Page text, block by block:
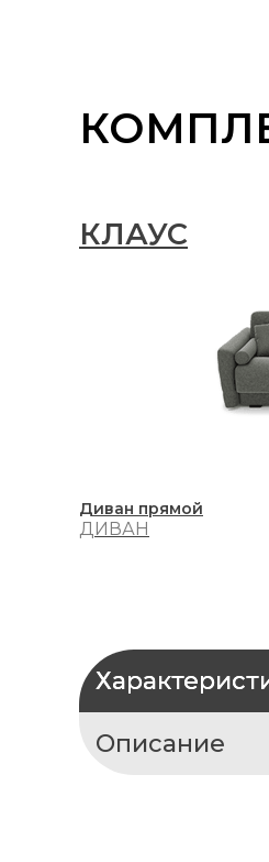
КЛАУС
Диван прямой
ДИВАН
Описание